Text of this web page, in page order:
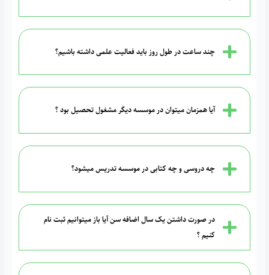
چند ساعت در طول روز باید فعالیت علمی داشته باشیم؟
آیا همزمان میتوان در موسسه دیگر مشغول تحصیل بود ؟
چه دروسی و چه کتابی در موسسه تدریس میشود؟
در صورت داشتن یک سال اضافه سن آیا باز میتوانیم ثبت نام
کنیم ؟